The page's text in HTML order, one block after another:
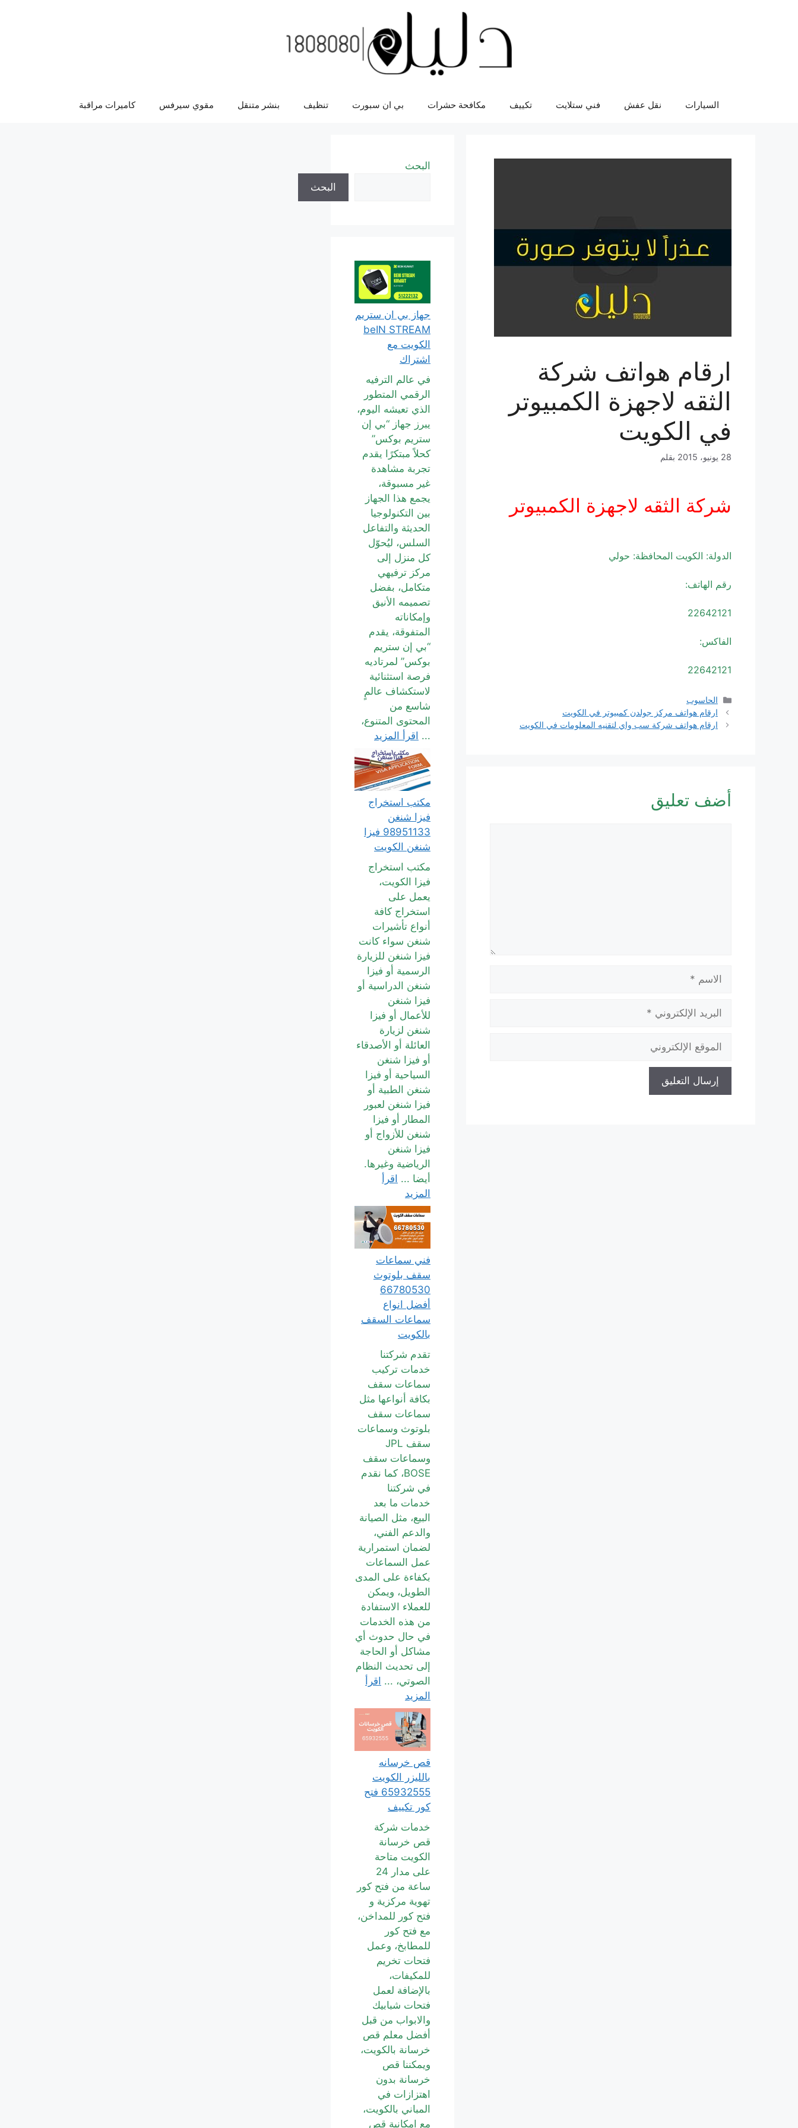
السيارات نقل عفش فني ستلايت تكييف مكافحة حشرات بي ان سبورت تنظيف بنشر متنقل مقوي سيرفس كاميرات مراقبة
ارقام هواتف شركة
الثقه لاجهزة الكمبيوتر
في الكويت
28 يونيو، 2015 بقلم
شركة الثقه لاجهزة الكمبيوتر
الدولة: الكويت المحافظة: حولي
رقم الهاتف:
22642121
الفاكس:
22642121
التصنيفات
الحاسوب
ارقام هواتف مركز جولدن كمبيوتر في الكويت
ارقام هواتف شركة سب واي لتقنيه المعلومات في الكويت
أضف تعليق
الاسم
البريد
الإلكتروني
الموقع
الإلكتروني
البحث
البحث
جهاز بي ان ستريم
beIN STREAM
الكويت مع
اشتراك
في عالم الترفيه
الرقمي المتطور
الذي تعيشه اليوم،
يبرز جهاز “بي إن
ستريم بوكس”
كحلاً مبتكرًا يقدم
تجربة مشاهدة
غير مسبوقة،
يجمع هذا الجهاز
بين التكنولوجيا
الحديثة والتفاعل
السلس، ليُحوّل
كل منزل إلى
مركز ترفيهي
متكامل، بفضل
تصميمه الأنيق
وإمكاناته
المتفوقة، يقدم
“بي إن ستريم
بوكس” لمرتاديه
فرصة استثنائية
لاستكشاف عالمٍ
شاسع من
المحتوى المتنوع،
... اقرأ المزيد
مكتب استخراج
فيزا شنغن
98951133 فيزا
شنغن الكويت
مكتب استخراج
فيزا الكويت،
يعمل على
استخراج كافة
أنواع تأشيرات
شنغن سواء كانت
فيزا شنغن للزيارة
الرسمية أو فيزا
شنغن الدراسية أو
فيزا شنغن
للأعمال أو فيزا
شنغن لزيارة
العائلة أو الأصدقاء
أو فيزا شنغن
السياحية أو فيزا
شنغن الطبية أو
فيزا شنغن لعبور
المطار أو فيزا
شنغن للأزواج أو
فيزا شنغن
الرياضية وغيرها.
أيضا ... اقرأ
المزيد
فني سماعات
سقف بلوتوث
66780530
أفضل انواع
سماعات السقف
بالكويت
تقدم شركتنا
خدمات تركيب
سماعات سقف
بكافة أنواعها مثل
سماعات سقف
بلوتوث وسماعات
سقف JPL
وسماعات سقف
BOSE، كما نقدم
في شركتنا
خدمات ما بعد
البيع، مثل الصيانة
والدعم الفني،
لضمان استمرارية
عمل السماعات
بكفاءة على المدى
الطويل، ويمكن
للعملاء الاستفادة
من هذه الخدمات
في حال حدوث أي
مشاكل أو الحاجة
إلى تحديث النظام
الصوتي، ... اقرأ
المزيد
قص خرسانه
بالليزر الكويت
65932555 فتح
كور تكييف
خدمات شركة
قص خرسانة
الكويت متاحة
على مدار 24
ساعة من فتح كور
تهوية مركزية و
فتح كور للمداخن،
مع فتح كور
للمطابخ، وعمل
فتحات تخريم
للمكيفات،
بالإضافة لعمل
فتحات شبابيك
والابواب من قبل
أفضل معلم قص
خرسانة بالكويت،
ويمكننا قص
خرسانة بدون
اهتزازات في
المباني بالكويت،
مع امكانية قص